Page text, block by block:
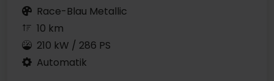
Race-Blau Metallic
10 km
210 kW / 286 PS
Automatik